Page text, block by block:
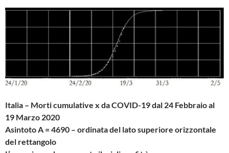
Italia – Morti cumulative x da COVID-19 dal 24 Febbraio al
19 Marzo 2020
Asintoto A = 4690 – ordinata del lato superiore orizzontale
del rettangolo